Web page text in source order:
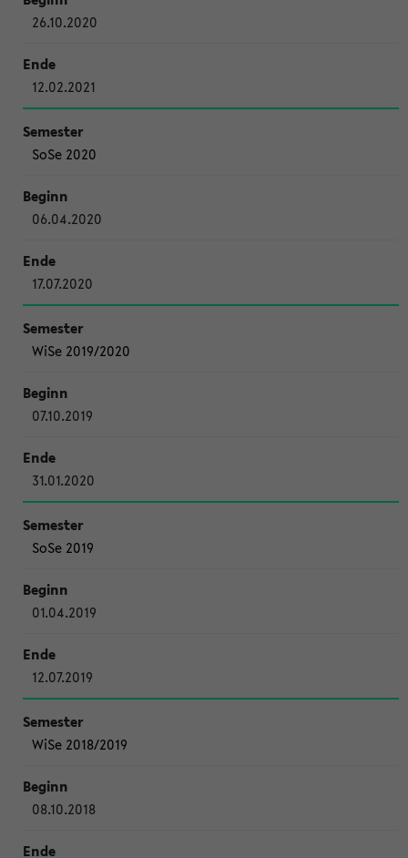
26.10.2020
12.02.2021
SoSe 2020
06.04.2020
17.07.2020
WiSe 2019/2020
07.10.2019
31.01.2020
SoSe 2019
01.04.2019
12.07.2019
WiSe 2018/2019
08.10.2018